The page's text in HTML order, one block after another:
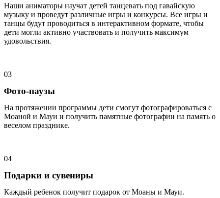
Наши аниматоры научат детей танцевать под гавайскую
музыку и проведут различные игры и конкурсы. Все игры и
танцы будут проводиться в интерактивном формате, чтобы
дети могли активно участвовать и получить максимум
удовольствия.
03
Фото-паузы
На протяжении программы дети смогут фотографироваться с
Моаной и Мауи и получить памятные фотографии на память о
веселом празднике.
04
Подарки и сувениры
Каждый ребенок получит подарок от Моаны и Мауи.